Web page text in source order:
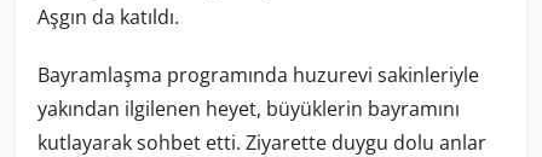
Aşgın da katıldı.
Bayramlaşma programında huzurevi sakinleriyle
yakından ilgilenen heyet, büyüklerin bayramını
kutlayarak sohbet etti. Ziyarette duygu dolu anlar